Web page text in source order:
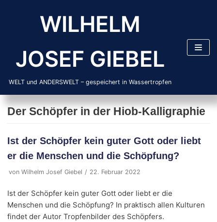
WILHELM
JOSEF GIEBEL
WELT und ANDERSWELT – gespeichert in Wassertropfen
Der Schöpfer in der Hiob-Kalligraphie
Ist der Schöpfer kein guter Gott oder liebt
er die Menschen und die Schöpfung?
von Wilhelm Josef Giebel 22. Februar 2022
Ist der Schöpfer kein guter Gott oder liebt er die
Menschen und die Schöpfung? In praktisch allen Kulturen
findet der Autor Tropfenbilder des Schöpfers.